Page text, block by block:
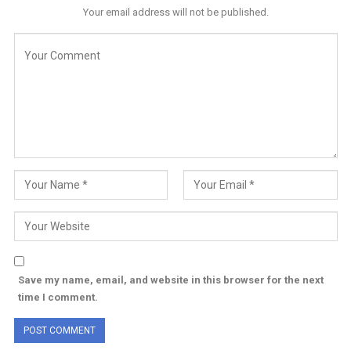
Your email address will not be published.
Save my name, email, and website in this browser for the next
time I comment.